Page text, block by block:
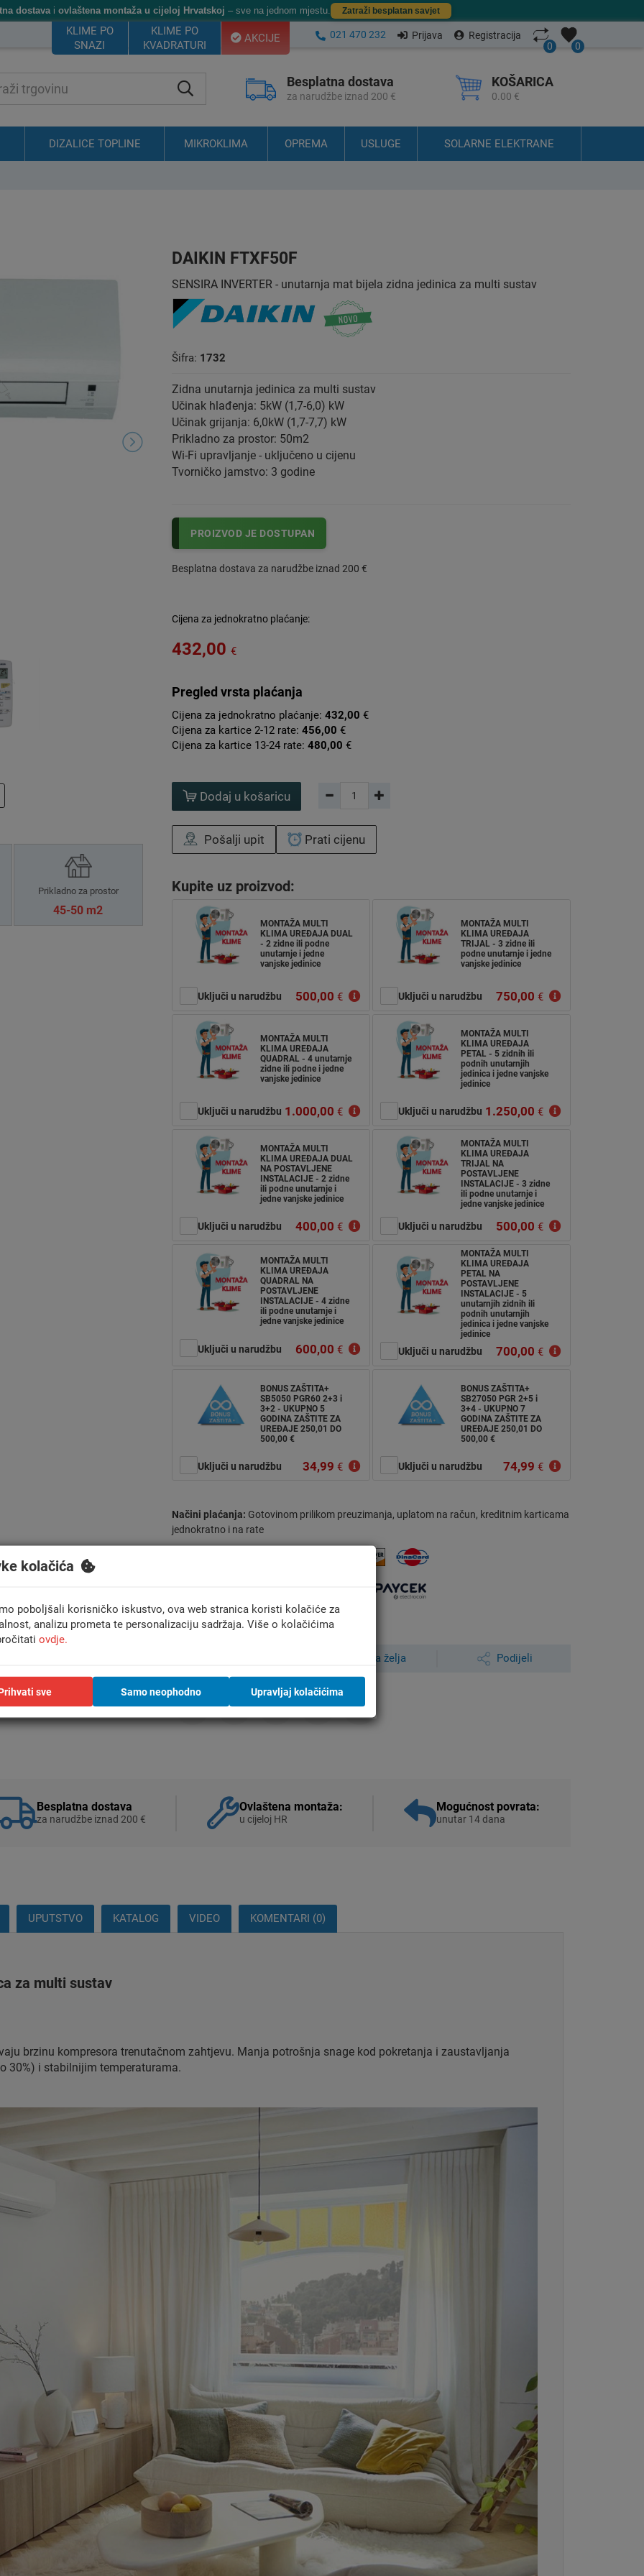
dostavai ovlaštena montaža u cijeloj Hrvatskoj – sve na jednom mjestu. Zatraži besplatan savjet
KLIME PO
SNAZI
KLIME PO
KVADRATURI
AKCIJE 021 470 232 Prijava
Registracija
0
0
Besplatna dostava
za narudžbe iznad 200 €
KOŠARICA
0.00 €
DIZALICE TOPLINE MIKROKLIMA OPREMA USLUGE SOLARNE ELEKTRANE
Prikladno za prostor
45-50 m2
DAIKIN FTXF50F
SENSIRA INVERTER - unutarnja mat bijela zidna jedinica za multi sustav
Šifra: 1732
Zidna unutarnja jedinica za multi sustav
Učinak hlađenja: 5kW (1,7-6,0) kW
Učinak grijanja: 6,0kW (1,7-7,7) kW
Prikladno za prostor: 50m2
Wi-Fi upravljanje - uključeno u cijenu
Tvorničko jamstvo: 3 godine
PROIZVOD JE DOSTUPAN
Besplatna dostava za narudžbe iznad 200 €
Cijena za jednokratno plaćanje:
432,00 €
Pregled vrsta plaćanja
Cijena za jednokratno plaćanje: 432,00 €
Cijena za kartice 2-12 rate: 456,00 €
Cijena za kartice 13-24 rate: 480,00 €
Dodaj u košaricu
Pošalji upit Prati cijenu
Kupite uz proizvod:
MONTAŽA MULTI
KLIMA UREĐAJA DUAL
- 2 zidne ili podne
unutarnje i jedne
vanjske jedinice
Uključi u narudžbu 500,00 €
MONTAŽA MULTI
KLIMA UREĐAJA
TRIJAL - 3 zidne ili
podne unutarnje i jedne
vanjske jedinice
Uključi u narudžbu 750,00 €
MONTAŽA MULTI
KLIMA UREĐAJA
QUADRAL - 4 unutarnje
zidne ili podne i jedne
vanjske jedinice
Uključi u narudžbu 1.000,00 €
MONTAŽA MULTI
KLIMA UREĐAJA
PETAL - 5 zidnih ili
podnih unutarnjih
jedinica i jedne vanjske
jedinice
Uključi u narudžbu 1.250,00 €
MONTAŽA MULTI
KLIMA UREĐAJA DUAL
NA POSTAVLJENE
INSTALACIJE - 2 zidne
ili podne unutarnje i
jedne vanjske jedinice
Uključi u narudžbu 400,00 €
MONTAŽA MULTI
KLIMA UREĐAJA
TRIJAL NA
POSTAVLJENE
INSTALACIJE - 3 zidne
ili podne unutarnje i
jedne vanjske jedinice
Uključi u narudžbu 500,00 €
MONTAŽA MULTI
KLIMA UREĐAJA
QUADRAL NA
POSTAVLJENE
INSTALACIJE - 4 zidne
ili podne unutarnje i
jedne vanjske jedinice
Uključi u narudžbu 600,00 €
MONTAŽA MULTI
KLIMA UREĐAJA
PETAL NA
POSTAVLJENE
INSTALACIJE - 5
unutarnjih zidnih ili
podnih unutarnjih
jedinica i jedne vanjske
jedinice
Uključi u narudžbu 700,00 €
BONUS ZAŠTITA+
SB5050 PGR60 2+3 i
3+2 - UKUPNO 5
GODINA ZAŠTITE ZA
UREĐAJE 250,01 DO
500,00 €
Uključi u narudžbu 34,99 €
BONUS ZAŠTITA+
SB27050 PGR 2+5 i
3+4 - UKUPNO 7
GODINA ZAŠTITE ZA
UREĐAJE 250,01 DO
500,00 €
Uključi u narudžbu 74,99 €
Načini plaćanja: Gotovinom prilikom preuzimanja, uplatom na račun, kreditnim karticama
jednokratno i na rate
Lista želja Podijeli
Besplatna dostava
za narudžbe iznad 200 €
Ovlaštena montaža:
u cijeloj HR
Mogućnost povrata:
unutar 14 dana
UPUTSTVO KATALOG VIDEO KOMENTARI (0)
za multi sustav
brzinu kompresora trenutačnom zahtjevu. Manja potrošnja snage kod pokretanja i zaustavljanja
30%) i stabilnijim temperaturama.
kolačića
poboljšali korisničko iskustvo, ova web stranica koristi kolačiće za
analizu prometa te personalizaciju sadržaja. Više o kolačićima
ovdje.
sve Samo neophodno Upravljaj kolačićima